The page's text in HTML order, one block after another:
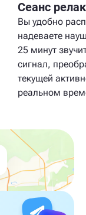
Сеанс
Вы удобно
надеваете
25 минут
сигнал,
текущей
реальном